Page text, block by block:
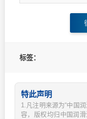
标签：
特此声明
1.凡注明来源为“中国
容，版权均归中国润